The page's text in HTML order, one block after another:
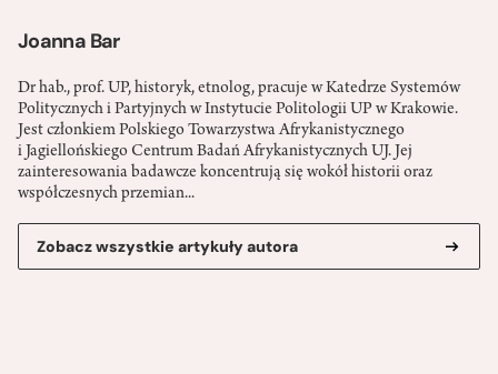
Joanna Bar
Dr hab., prof. UP, historyk, etnolog, pracuje w Katedrze Systemów
Politycznych i Partyjnych w Instytucie Politologii UP w Krakowie.
Jest członkiem Polskiego Towarzystwa Afrykanistycznego
i Jagiellońskiego Centrum Badań Afrykanistycznych UJ. Jej
zainteresowania badawcze koncentrują się wokół historii oraz
współczesnych przemian...
Zobacz wszystkie artykuły autora